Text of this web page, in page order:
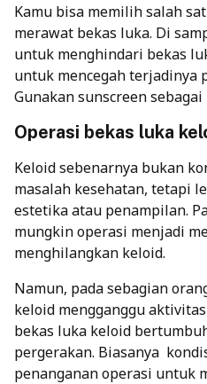
Kamu bisa memilih salah
merawat bekas luka. Di
untuk menghindari bekas
untuk mencegah terjadinya
Gunakan sunscreen sebagai
Operasi bekas luka
Keloid sebenarnya bukan
masalah kesehatan, tetapi
estetika atau penampilan.
mungkin operasi menjadi
menghilangkan keloid.
Namun, pada sebagian
keloid mengganggu
bekas luka keloid
pergerakan. Biasanya
penanganan operasi untuk